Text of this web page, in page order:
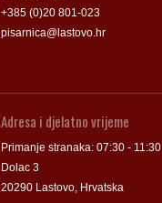
+385 (0)20 801-023
pisarnica@lastovo.hr
Adresa i djelatno vrijeme
Primanje stranaka: 07:30 - 11:30
Dolac 3
20290 Lastovo, Hrvatska